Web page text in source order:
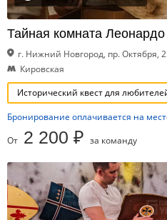
Тайная комната
г. Нижний Новгород, пр. Октября,
Кировская
Исторический квест для
Бронирование оплачивается на
От 2 200 ₽ за команду